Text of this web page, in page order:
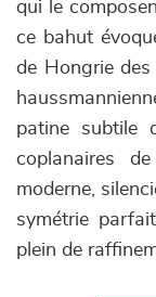
qui le
ce bahut
de Hongrie
patine subtile
coplanaires
moderne,
symétrie
plein de